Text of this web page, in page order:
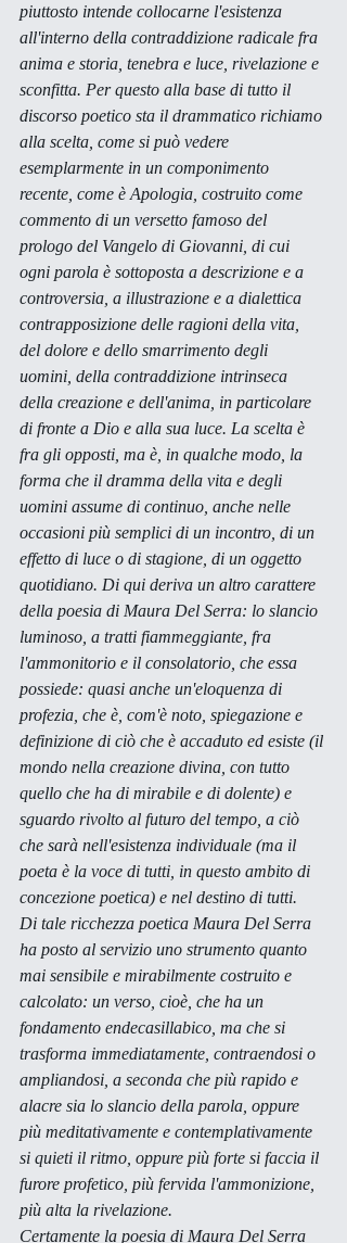
piuttosto intende collocarne l'esistenza
all'interno della contraddizione radicale fra
anima e storia, tenebra e luce, rivelazione e
sconfitta. Per questo alla base di tutto il
discorso poetico sta il drammatico richiamo
alla scelta, come si può vedere
esemplarmente in un componimento
recente, come è Apologia , costruito come
commento di un versetto famoso del
prologo del Vangelo di Giovanni, di cui
ogni parola è sottoposta a descrizione e a
controversia, a illustrazione e a dialettica
contrapposizione delle ragioni della vita,
del dolore e dello smarrimento degli
uomini, della contraddizione intrinseca
della creazione e dell'anima, in particolare
di fronte a Dio e alla sua luce. La scelta è
fra gli opposti, ma è, in qualche modo, la
forma che il dramma della vita e degli
uomini assume di continuo, anche nelle
occasioni più semplici di un incontro, di un
effetto di luce o di stagione, di un oggetto
quotidiano. Di qui deriva un altro carattere
della poesia di Maura Del Serra: lo slancio
luminoso, a tratti fiammeggiante, fra
l'ammonitorio e il consolatorio, che essa
possiede: quasi anche un'eloquenza di
profezia, che è, com'è noto, spiegazione e
definizione di ciò che è accaduto ed esiste (il
mondo nella creazione divina, con tutto
quello che ha di mirabile e di dolente) e
sguardo rivolto al futuro del tempo, a ciò
che sarà nell'esistenza individuale (ma il
poeta è la voce di tutti, in questo ambito di
concezione poetica) e nel destino di tutti.
Di tale ricchezza poetica Maura Del Serra
ha posto al servizio uno strumento quanto
mai sensibile e mirabilmente costruito e
calcolato: un verso, cioè, che ha un
fondamento endecasillabico, ma che si
trasforma immediatamente, contraendosi o
ampliandosi, a seconda che più rapido e
alacre sia lo slancio della parola, oppure
più meditativamente e contemplativamente
si quieti il ritmo, oppure più forte si faccia il
furore profetico, più fervida l'ammonizione,
più alta la rivelazione.
Certamente la poesia di Maura Del Serra